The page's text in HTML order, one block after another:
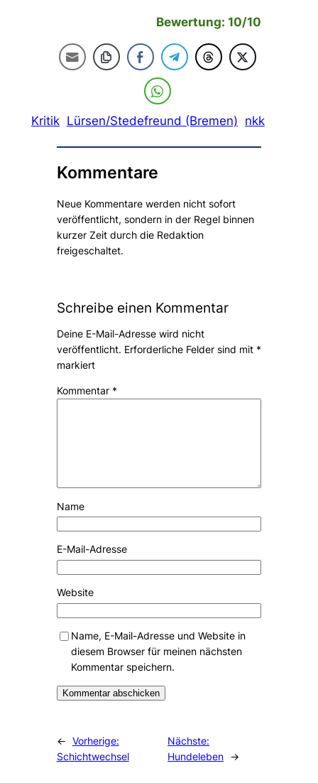
Bewertung: 10/10
Kritik Lürsen/Stedefreund (Bremen) nkk
Kommentare
Neue Kommentare werden nicht sofort
veröffentlicht, sondern in der Regel binnen
kurzer Zeit durch die Redaktion
freigeschaltet.
Schreibe einen Kommentar
Deine E-Mail-Adresse wird nicht
veröffentlicht. Erforderliche Felder sind mit *
markiert
Kommentar *
Name
E-Mail-Adresse
Website
Name, E-Mail-Adresse und Website in
diesem Browser für meinen nächsten
Kommentar speichern.
← Vorherige:
Schichtwechsel
Nächste:
Hundeleben →